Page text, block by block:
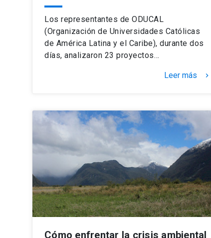
Los representantes de ODUCAL
(Organización de Universidades Católicas
de América Latina y el Caribe), durante dos
días, analizaron 23 proyectos…
Leer más keyboard_arrow_right
Cómo enfrentar la crisis ambiental